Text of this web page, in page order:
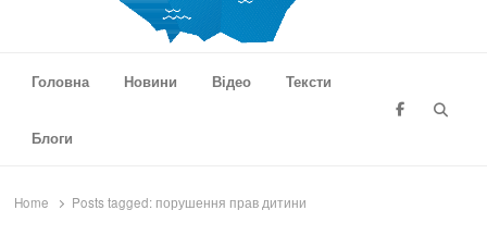
Головна
Новини Відео Тексти
Блоги
Home Posts tagged: порушення прав дитини